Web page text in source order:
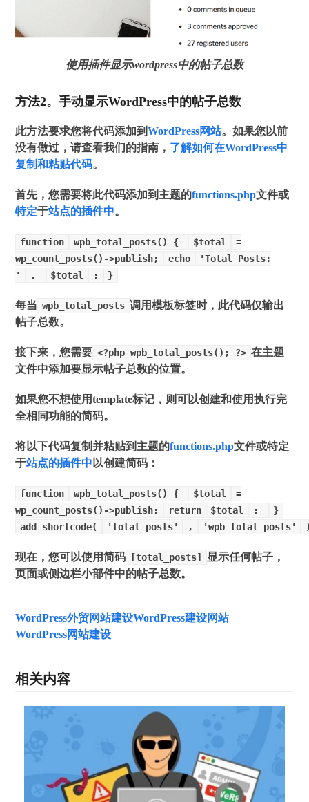
使用插件显示wordpress中的帖子总数
方法2。手动显示WordPress中的帖子总数
此方法要求您将代码添加到WordPress网站。如果您以前
没有做过，请查看我们的指南， 了解如何在WordPress中
复制和粘贴代码。
首先，您需要将此代码添加到主题的functions.php文件或
特定于站点的插件中。
function wpb_total_posts() { $total
=
wp_count_posts()->publish;
echo
'Total Posts:
'
. $total ; }
每当 wpb_total_posts 调用模板标签时，此代码仅输出
帖子总数。
接下来，您需要 <?php wpb_total_posts(); ?> 在主题
文件中添加要显示帖子总数的位置。
如果您不想使用template标记，则可以创建和使用执行完
全相同功能的简码。
将以下代码复制并粘贴到主题的functions.php文件或特定
于站点的插件中 以创建简码：
function wpb_total_posts() { $total
=
wp_count_posts()->publish;
return $total ;
}
add_shortcode(
'total_posts' , 'wpb_total_posts'
现在，您可以使用简码 [total_posts]
显示任何帖子，
页面或侧边栏小部件中的帖子总数。
WordPress外贸网站建设WordPress建设网站
WordPress网站建设
相关内容